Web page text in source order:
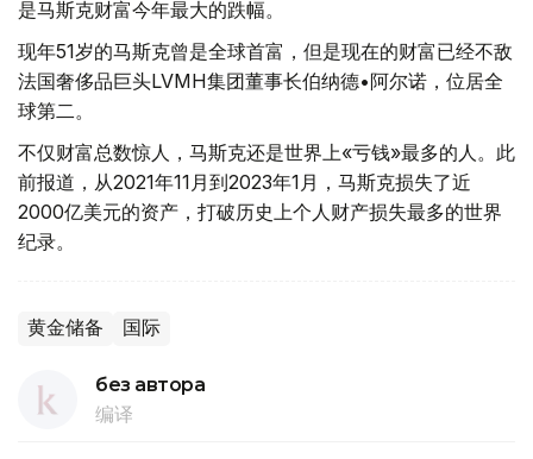
是马斯克财富今年最大的跌幅。
现年51岁的马斯克曾是全球首富，但是现在的财富已经不敌
法国奢侈品巨头LVMH集团董事长伯纳德•阿尔诺，位居全
球第二。
不仅财富总数惊人，马斯克还是世界上«亏钱»最多的人。此
前报道，从2021年11月到2023年1月，马斯克损失了近
2000亿美元的资产，打破历史上个人财产损失最多的世界
纪录。
黄金储备 国际
без автора
编译